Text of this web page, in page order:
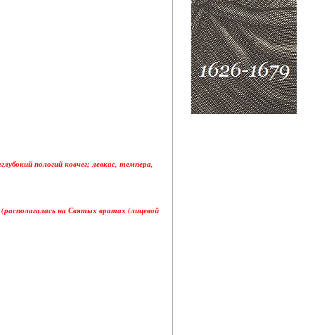
пологий ковчег; левкас, темпера,
на Святых вратах (лицевой